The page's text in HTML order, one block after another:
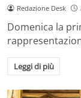
Redazione Desk
Domenica la
Leggi di più